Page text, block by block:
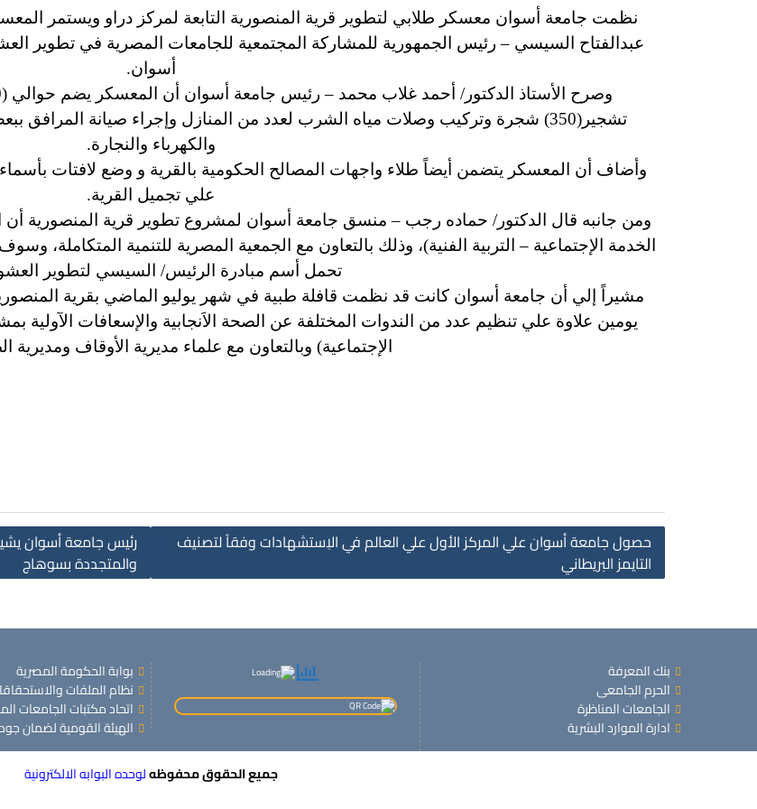
نظمت جامعة أسوان معسكر طلابي لتطوير قرية المنصورية التابعة لمركز دراو ويستمر
عبدالفتاح السيسي – رئيس الجمهورية للمشاركة المجتمعية للجامعات المصرية في تطوير
أسوان.
تشجير(350) شجرة وتركيب وصلات مياه الشرب لعدد من المنازل وإجراء صيانة المرافق
والكهرباء والنجارة.
وأضاف أن المعسكر يتضمن أيضاً طلاء واجهات المصالح الحكومية بالقرية و وضع لافتات
علي تجميل القرية.
ومن جانبه قال الدكتور/ حماده رجب – منسق جامعة أسوان لمشروع تطوير قرية المنصورية
تحمل أسم مبادرة الرئيس/ السيسي لتطوير
مشيراً إلي أن جامعة أسوان كانت قد نظمت قافلة طبية في شهر يوليو الماضي بقرية
يومين علاوة علي تنظيم عدد من الندوات المختلفة عن الصحة الاَنجابية والإسعافات
الإجتماعية) وبالتعاون مع علماء مديرية الأوقاف ومديرية
رئيس جامعة أسوان
والمتجددة بسوهاج
حصول جامعة أسوان علي المركز الأول علي العالم في الاِستشهادات وفقاً لتصنيف
التايمز البريطاني
بوابة الحكومة المصرية
نظام الملفات
اتحاد مكتبات الجامعات
الهيئة القومية لضمان
بنك المعرفة
الحرم الجامعى
الجامعات المناظرة
ادارة الموارد البشرية
جميع الحقوق محفوظهلوحده البوابه الالكترونية